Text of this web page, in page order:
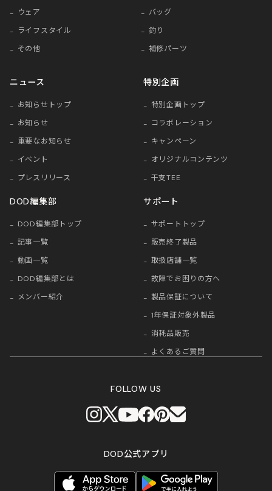
ウェア
バッグ
ライフスタイル
釣り
その他
補修パーツ
ニュース
お知らせトップ
お知らせ
重要なお知らせ
イベント
プレスリリース
特別企画
特別企画トップ
コラボレーション
キャンペーン
オリジナルコンテンツ
干支TEE
DOD編集部
DOD編集部トップ
記事一覧
動画一覧
DOD編集部とは
メンバー紹介
サポート
サポートトップ
販売終了製品
取扱店舗一覧
故障でお困りの方へ
製品保証について
1年保証対象外製品
消耗品販売
よくあるご質問
FOLLOW US
DOD公式アプリ